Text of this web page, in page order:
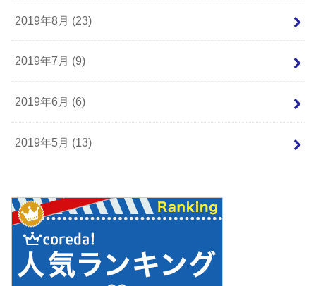
2019年8月 (23)
2019年7月 (9)
2019年6月 (6)
2019年5月 (13)